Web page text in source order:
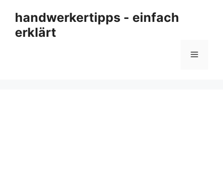
Inhalt
springen
handwerkertipps - einfach
erklärt
Menü